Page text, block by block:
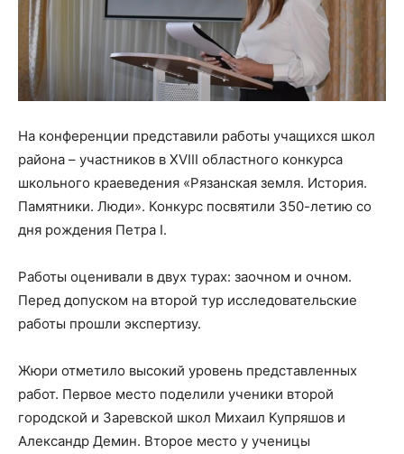
На конференции представили работы учащихся школ
района – участников в XVIII областного конкурса
школьного краеведения «Рязанская земля. История.
Памятники. Люди». Конкурс посвятили 350-летию со
дня рождения Петра I.
Работы оценивали в двух турах: заочном и очном.
Перед допуском на второй тур исследовательские
работы прошли экспертизу.
Жюри отметило высокий уровень представленных
работ. Первое место поделили ученики второй
городской и Заревской школ Михаил Купряшов и
Александр Демин. Второе место у ученицы